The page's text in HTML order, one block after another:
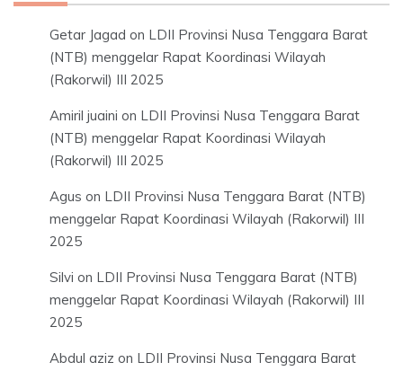
Getar Jagad on LDII Provinsi Nusa Tenggara Barat
(NTB) menggelar Rapat Koordinasi Wilayah
(Rakorwil) III 2025
Amiril juaini on LDII Provinsi Nusa Tenggara Barat
(NTB) menggelar Rapat Koordinasi Wilayah
(Rakorwil) III 2025
Agus on LDII Provinsi Nusa Tenggara Barat (NTB)
menggelar Rapat Koordinasi Wilayah (Rakorwil) III
2025
Silvi on LDII Provinsi Nusa Tenggara Barat (NTB)
menggelar Rapat Koordinasi Wilayah (Rakorwil) III
2025
Abdul aziz on LDII Provinsi Nusa Tenggara Barat